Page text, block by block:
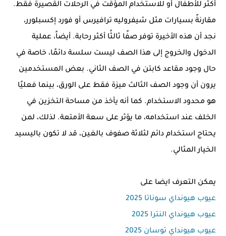
أكثر للأطفال أو للاستخدام المؤقت في الرحلات القصيرة فقط.
مقارنةً بسيارات مثل شيفروليه ترافيرس أو فورد إكسبلورر،
نجد أن هذه الأخيرة توفر صفًا ثالثًا أكثر رحابة. أيضاً، عملية
الدخول والخروج إلى هذا الصف ليست سلسة دائمًا، خاصة في
حال وجود مقاعد كابتن في الصف الثاني. بعض المستخدمين
يرون أن وجود الصف الثالث ميزة فقط على الورق، بينما فعليًا
هو محدود الاستخدام. كما أنه يأخذ من مساحة التخزين في
الخلف عند استخدامه، ما يؤثر على سعة الأمتعة. لذلك، لمن
يحتاج استخدام دائم لثلاثة صفوف بالغين، قد لا تكون باليسيد
الخيار المثالي.
يمكن التعرف ايضا على
عيوب هيونداي سوناتا 2025
عيوب هيونداي النترا 2025
عيوب هيونداي توسان 2025